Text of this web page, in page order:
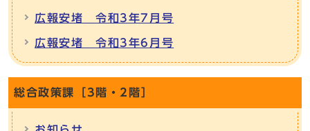
広報安堵 令和3年7月号
広報安堵 令和3年6月号
総合政策課［3階・2階］